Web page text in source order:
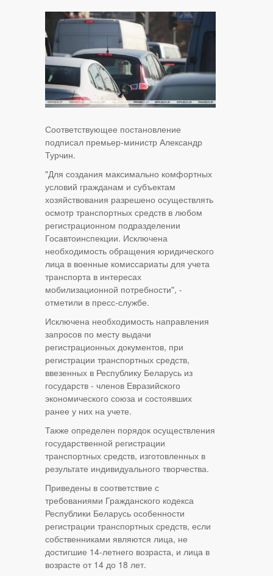
Соответствующее постановление
подписал премьер-министр Александр
Турчин.
"Для создания максимально комфортных
условий гражданам и субъектам
хозяйствования разрешено осуществлять
осмотр транспортных средств в любом
регистрационном подразделении
Госавтоинспекции. Исключена
необходимость обращения юридического
лица в военные комиссариаты для учета
транспорта в интересах
мобилизационной потребности", -
отметили в пресс-службе.
Исключена необходимость направления
запросов по месту выдачи
регистрационных документов, при
регистрации транспортных средств,
ввезенных в Республику Беларусь из
государств - членов Евразийского
экономического союза и состоявших
ранее у них на учете.
Также определен порядок осуществления
государственной регистрации
транспортных средств, изготовленных в
результате индивидуального творчества.
Приведены в соответствие с
требованиями Гражданского кодекса
Республики Беларусь особенности
регистрации транспортных средств, если
собственниками являются лица, не
достигшие 14-летнего возраста, и лица в
возрасте от 14 до 18 лет.